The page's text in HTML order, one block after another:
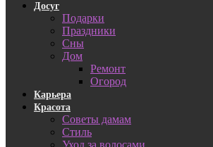
Досуг
Подарки
Праздники
Сны
Дом
Ремонт
Огород
Карьера
Красота
Советы дамам
Стиль
Уход за волосами